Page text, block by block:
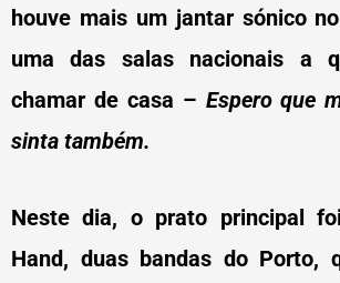
houve mais um jantar sónico
uma das salas nacionais a
chamar de casa – Espero que
sinta também.
Neste dia, o prato principal
Hand, duas bandas do Porto,